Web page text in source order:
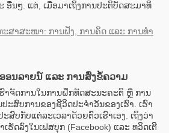
ອື່ນໆ. ແຕ່, ເມື່ອມາເຖິງການປະຕິບັດສະມາທິ
ສາສະໜາ: ການຟັງ, ການຄິດ ແລະ ການທຳ
ອນລາຍນ໌ ແລະ ການສົ່ງຂໍ້ຄວາມ
ຮົາຈັດການໃນການຝຶກທັດສະນະຄະຕິ ຫຼື ການ
ະສົບການຂອງຊີວິດປະຈໍາວັນຂອງເຮົາ. ເຮົາ
ສົບກັບແຕ່ລະເວລາດ້ວຍຕົວເຮົາເອງ. ເຖິງວ່າ
ເຮັດລົງໃນເຟສບຸກ (Facebook) ແລະ ທວິດເຕີ